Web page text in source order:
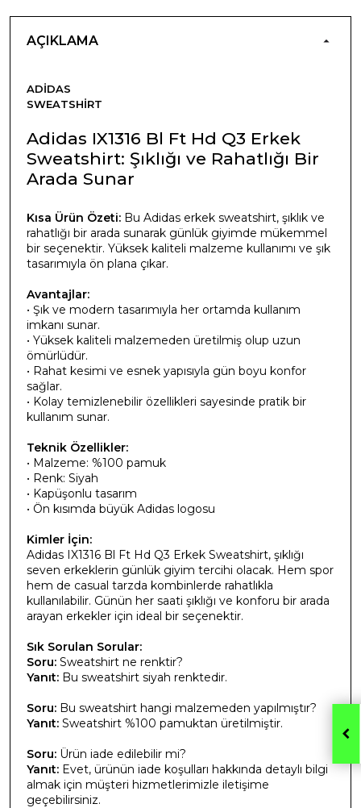
AÇIKLAMA
ADIDAS
SWEATSHIRT
Adidas IX1316 Bl Ft Hd Q3 Erkek
Sweatshirt: Şıklığı ve Rahatlığı Bir
Arada Sunar
Kısa Ürün Özeti: Bu Adidas erkek sweatshirt, şıklık ve
rahatlığı bir arada sunarak günlük giyimde mükemmel
bir seçenektir. Yüksek kaliteli malzeme kullanımı ve şık
tasarımıyla ön plana çıkar.
Avantajlar:
• Şık ve modern tasarımıyla her ortamda kullanım
imkanı sunar.
• Yüksek kaliteli malzemeden üretilmiş olup uzun
ömürlüdür.
• Rahat kesimi ve esnek yapısıyla gün boyu konfor
sağlar.
• Kolay temizlenebilir özellikleri sayesinde pratik bir
kullanım sunar.
Teknik Özellikler:
• Malzeme: %100 pamuk
• Renk: Siyah
• Kapüşonlu tasarım
• Ön kısımda büyük Adidas logosu
Kimler İçin:
Adidas IX1316 Bl Ft Hd Q3 Erkek Sweatshirt, şıklığı
seven erkeklerin günlük giyim tercihi olacak. Hem spor
hem de casual tarzda kombinlerde rahatlıkla
kullanılabilir. Günün her saati şıklığı ve konforu bir arada
arayan erkekler için ideal bir seçenektir.
Sık Sorulan Sorular:
Soru: Sweatshirt ne renktir?
Yanıt: Bu sweatshirt siyah renktedir.
Soru: Bu sweatshirt hangi malzemeden yapılmıştır?
Yanıt: Sweatshirt %100 pamuktan üretilmiştir.
Soru: Ürün iade edilebilir mi?
Yanıt: Evet, ürünün iade koşulları hakkında detaylı bilgi
almak için müşteri hizmetlerimizle iletişime
geçebilirsiniz.